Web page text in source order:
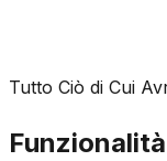
Tutto Ciò di Cui